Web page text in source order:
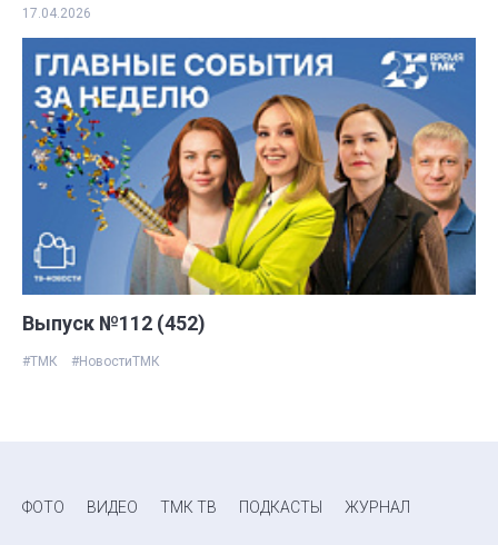
17.04.2026
Выпуск №112 (452)
#ТМК #НовостиТМК
ФОТО ВИДЕО ТМК ТВ ПОДКАСТЫ ЖУРНАЛ